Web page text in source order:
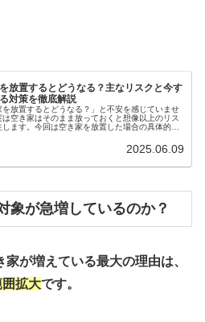
放置するとどうなる？主なリスクと今す
対策を徹底解説
を放置するとどうなる？」と不安を感じていませ
は空き家はそのまま放っておくと想像以上のリス
します。今回は空き家を放置した場合の具体的な
2025.06.09
象が急増しているのか？
が増えている最大の理由は、
拡大です。